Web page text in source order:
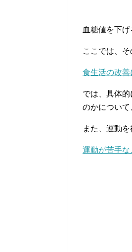
血糖値を下
ここでは、
食生活の改善
では、具体
のかについて
また、運動
運動が苦手